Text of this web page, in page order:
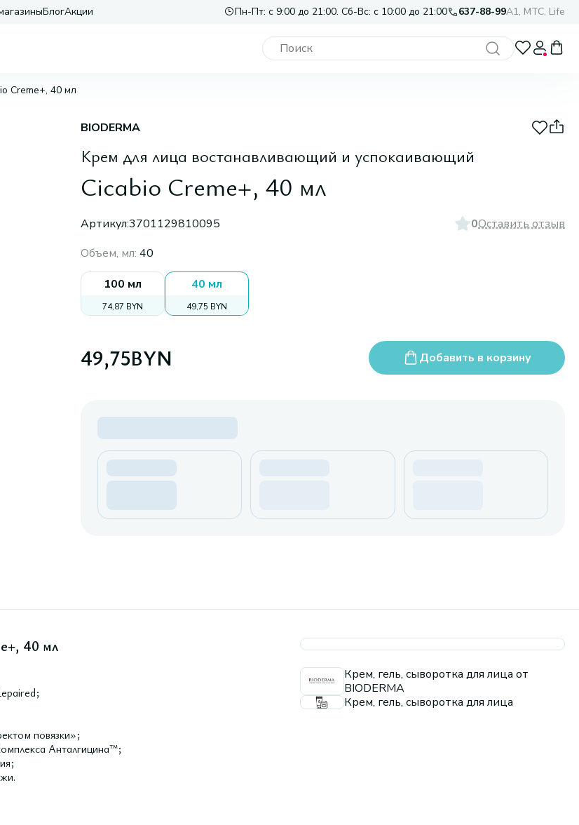
БлогАкции Пн-Пт: с 9:00 до 21:00. Сб-Вс: с 10:00 до 21:00 637-88-99A1, МТС, Life
Creme+, 40 мл
BIODERMA
Крем для лица востанавливающий и успокаивающий
Cicabio Creme+, 40 мл
Артикул:3701129810095 0Оставить отзыв
Объем, мл: 40
100 мл
74,87 BYN
40 мл
49,75 BYN
49,75BYN Добавить в корзину
40 мл
повязки»;
Анталгицина™;
Крем, гель, сыворотка для лица от
BIODERMA
Крем, гель, сыворотка для лица